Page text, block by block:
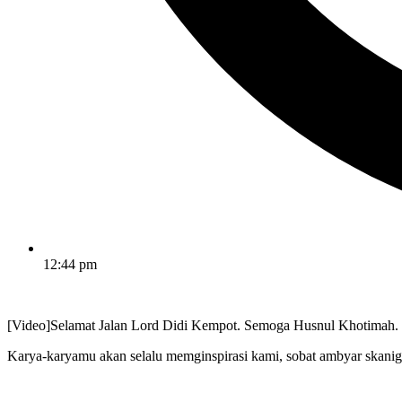
12:44 pm
[Video]Selamat Jalan Lord Didi Kempot. Semoga Husnul Khotimah.
Karya-karyamu akan selalu memginspirasi kami, sobat ambyar